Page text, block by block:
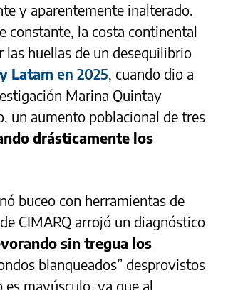
y aparentemente inalterado.
constante, la costa continental
las huellas de un desequilibrio
Latam en 2025, cuando dio a
Marina Quintay
un aumento poblacional de tres
drásticamente los
buceo con herramientas de
CIMARQ arrojó un diagnóstico
sin tregua los
blanqueados” desprovistos
mayúsculo, ya que al